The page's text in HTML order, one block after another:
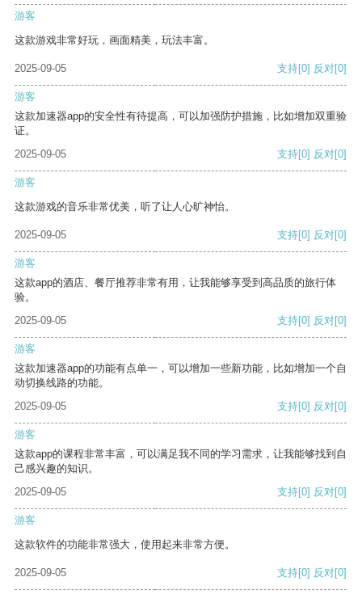
游客
这款游戏非常好玩，画面精美，玩法丰富。
2025-09-05 支持[0] 反对[0]
游客
这款加速器app的安全性有待提高，可以加强防护措施，比如增加双重验
证。
2025-09-05
支持[0] 反对[0]
游客
这款游戏的音乐非常优美，听了让人心旷神怡。
2025-09-05 支持[0] 反对[0]
游客
这款app的酒店、餐厅推荐非常有用，让我能够享受到高品质的旅行体
验。
2025-09-05
支持[0] 反对[0]
游客
这款加速器app的功能有点单一，可以增加一些新功能，比如增加一个自
动切换线路的功能。
2025-09-05
支持[0] 反对[0]
游客
这款app的课程非常丰富，可以满足我不同的学习需求，让我能够找到自
己感兴趣的知识。
2025-09-05
支持[0] 反对[0]
游客
这款软件的功能非常强大，使用起来非常方便。
2025-09-05 支持[0] 反对[0]